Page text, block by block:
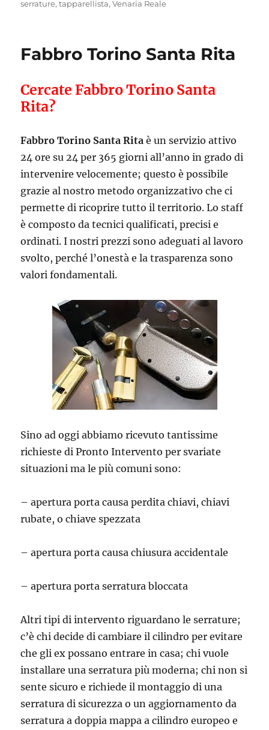
serrature,tapparellista,Venaria Reale
Fabbro Torino Santa Rita
Cercate Fabbro Torino Santa
Rita?
Fabbro Torino Santa Rita è un servizio attivo
24 ore su 24 per 365 giorni all’anno in grado di
intervenire velocemente; questo è possibile
grazie al nostro metodo organizzativo che ci
permette di ricoprire tutto il territorio. Lo staff
è composto da tecnici qualificati, precisi e
ordinati. I nostri prezzi sono adeguati al lavoro
svolto, perché l’onestà e la trasparenza sono
valori fondamentali.
Sino ad oggi abbiamo ricevuto tantissime
richieste di Pronto Intervento per svariate
situazioni ma le più comuni sono:
– apertura porta causa perdita chiavi, chiavi
rubate, o chiave spezzata
– apertura porta causa chiusura accidentale
– apertura porta serratura bloccata
Altri tipi di intervento riguardano le serrature;
c’è chi decide di cambiare il cilindro per evitare
che gli ex possano entrare in casa; chi vuole
installare una serratura più moderna; chi non si
sente sicuro e richiede il montaggio di una
serratura di sicurezza o un aggiornamento da
serratura a doppia mappa a cilindro europeo e